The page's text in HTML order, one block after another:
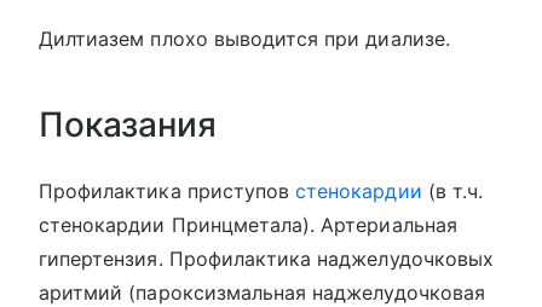
Дилтиазем плохо выводится при диализе.
Показания
Профилактика приступовстенокардии (в т.ч.
стенокардии Принцметала). Артериальная
гипертензия. Профилактика наджелудочковых
аритмий (пароксизмальная наджелудочковая